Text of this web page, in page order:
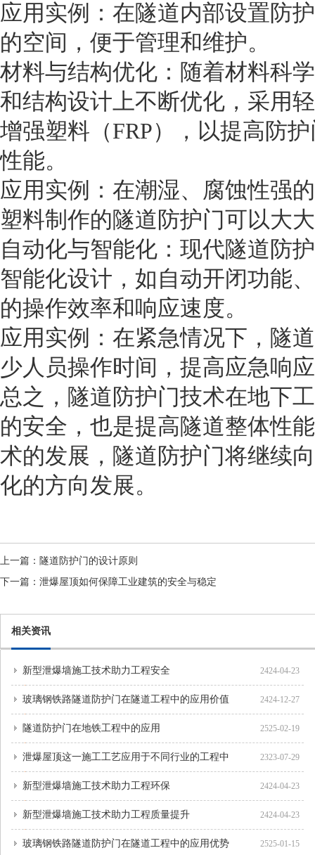
应用实例：在隧道内部设置防
的空间，便于管理和维护。
材料与结构优化：随着材料科
和结构设计上不断优化，采用
增强塑料（FRP），以提高防
性能。
应用实例：在潮湿、腐蚀性强
塑料制作的隧道防护门可以大
自动化与智能化：现代隧道防
智能化设计，如自动开闭功能
的操作效率和响应速度。
应用实例：在紧急情况下，隧
少人员操作时间，提高应急响
总之，隧道防护门技术在地下
的安全，也是提高隧道整体性
术的发展，隧道防护门将继续
化的方向发展。
上一篇： 隧道防护门的设计原则
下一篇： 泄爆屋顶如何保障工业建筑的安全与稳定
相关资讯
新型泄爆墙施工技术助力工程安全 2424-04-23
玻璃钢铁路隧道防护门在隧道工程中的应用价值 2424-12-27
隧道防护门在地铁工程中的应用 2525-02-19
泄爆屋顶这一施工工艺应用于不同行业的工程中 2323-07-29
新型泄爆墙施工技术助力工程环保 2424-04-23
新型泄爆墙施工技术助力工程质量提升 2424-04-23
玻璃钢铁路隧道防护门在隧道工程中的应用优势 2525-01-15